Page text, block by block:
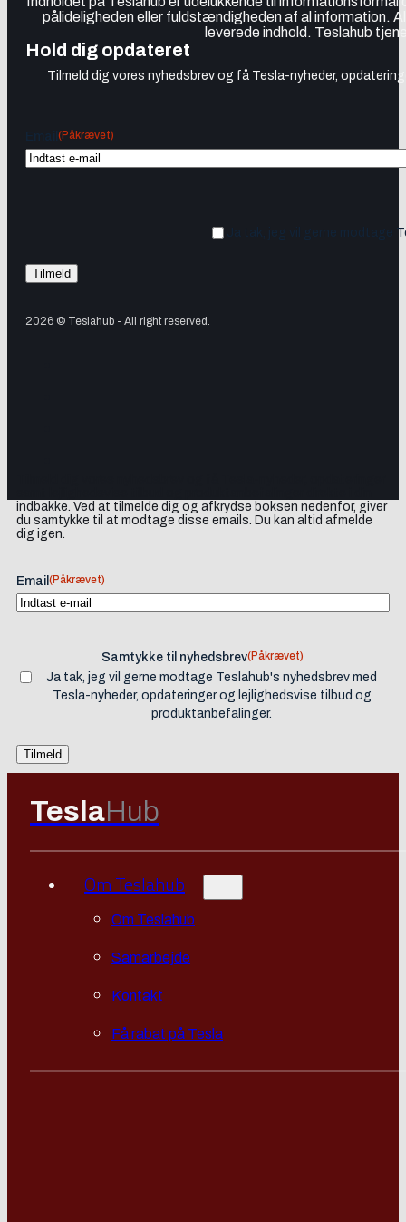
pålideligheden eller fuldstændigheden af al information.
leverede indhold. Teslahub
Hold dig opdateret
Tilmeld dig vores nyhedsbrev og få Tesla-nyheder,
(Påkrævet)
Ja tak, jeg vil gerne modtage
2026 © Teslahub - All right reserved.
indbakke. Ved at tilmelde dig og afkrydse boksen nedenfor, giver
du samtykke til at modtage disse emails. Du kan altid afmelde
dig igen.
Email (Påkrævet)
Samtykke til nyhedsbrev(Påkrævet)
Ja tak, jeg vil gerne modtage Teslahub's nyhedsbrev med
Tesla-nyheder, opdateringer og lejlighedsvise tilbud og
produktanbefalinger.
TeslaHub
Om Teslahub
Om Teslahub
Samarbejde
Kontakt
Få rabat på Tesla